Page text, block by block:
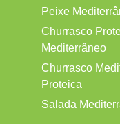
Peixe
Churrasco
Mediterrâneo
Churrasco
Proteica
Salada